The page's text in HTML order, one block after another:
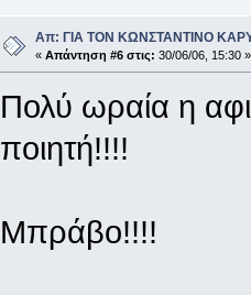
Απ: ΓΙΑ ΤΟΝ ΚΩΝΣΤΑΝΤΙΝΟ
« Απάντηση #6 στις: 30/06/06, 15:30 »
Πολύ ωραία η
ποιητή!!!!
Μπράβο!!!!